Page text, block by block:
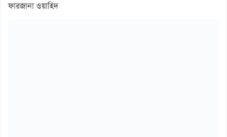
ফারজানা ওয়াহিদ